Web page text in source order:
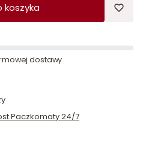
koszyka
dostawy
Paczkomaty 24/7